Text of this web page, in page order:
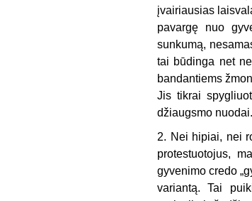
įvairiausias
pavargę nuo
sunkumą,
tai būdinga net
bandantiems
Jis tikrai
džiaugsmo nuodai.
2. Nei hipiai, nei
protestuotojus,
gyvenimo credo
variantą. Tai